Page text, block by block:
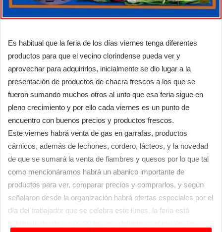
Es habitual que la feria de los días viernes tenga diferentes
productos para que el vecino clorindense pueda ver y
aprovechar para adquirirlos, inicialmente se dio lugar a la
presentación de productos de chacra frescos a los que se
fueron sumando muchos otros al unto que esa feria sigue en
pleno crecimiento y por ello cada viernes es un punto de
encuentro con buenos precios y productos frescos.
Este viernes habrá venta de gas en garrafas, productos
cárnicos, además de lechones, cordero, lácteos, y la novedad
de que se sumará la venta de fiambres y quesos por lo que tal
como mencionáramos habrá un abanico importante de
productos para ver, comparar precios y comprarlos, y según
señalaron desde la organización habrá ofertas especiales por el
día del trabajador que se celebra este lunes, la feria está